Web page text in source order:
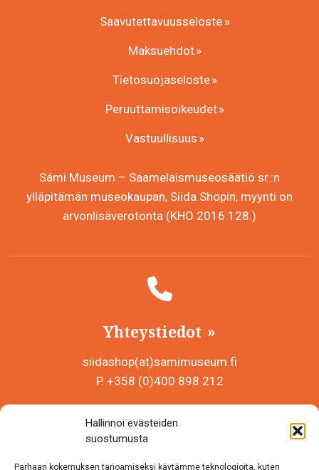
Hallinnoi evästeiden
suostumusta
Parhaan kokemuksen tarjoamiseksi käytämme teknologioita, kuten
Saavutettavuusseloste
Maksuehdot
Tietosuojaseloste
Peruuttamisoikeudet
Vastuullisuus
Sámi Museum – Saamelaismuseosäätiö sr.:n
ylläpitämän museokaupan, Siida Shopin, myynti on
arvonlisäverotonta (KHO 2016:128.)
Yhteystiedot
siidashop(at)samimuseum.fi
P. +358 (0)400 898 212
Y-tunnus 0625907-2